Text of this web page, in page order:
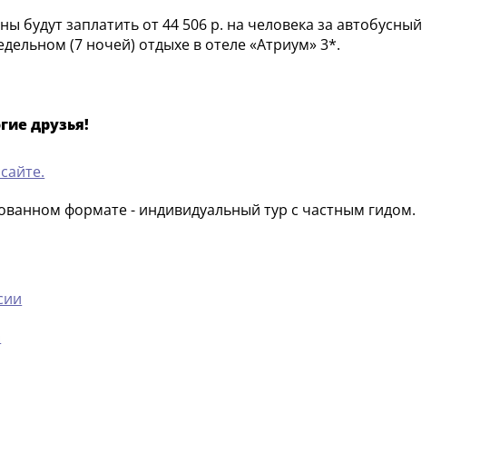
заплатить от 44 506 р. на человека за автобусный
(7 ночей) отдыхе в отеле «Атриум» 3*.
друзья!
формате - индивидуальный тур с частным гидом.